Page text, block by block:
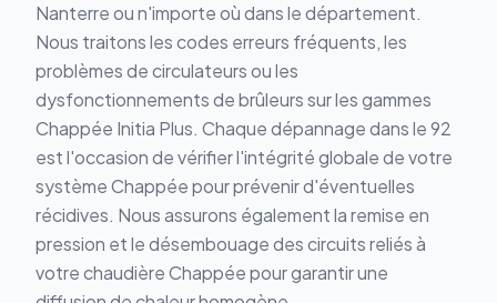
Nanterre ou n'importe où dans le département.
Nous traitons les codes erreurs fréquents, les
problèmes de circulateurs ou les
dysfonctionnements de brûleurs sur les gammes
Chappée Initia Plus. Chaque dépannage dans le 92
est l'occasion de vérifier l'intégrité globale de votre
système Chappée pour prévenir d'éventuelles
récidives. Nous assurons également la remise en
pression et le désembouage des circuits reliés à
votre chaudière Chappée pour garantir une